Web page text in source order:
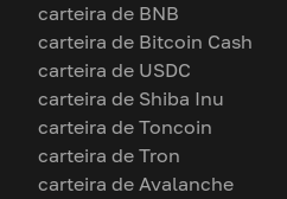
carteira de BNB
carteira de Bitcoin Cash
carteira de USDC
carteira de Shiba Inu
carteira de Toncoin
carteira de Tron
carteira de Avalanche